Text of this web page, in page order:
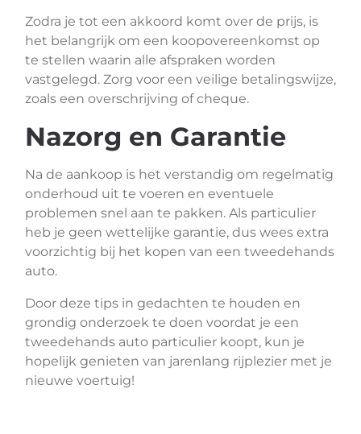
Zodra je tot een akkoord komt over de prijs, is
het belangrijk om een koopovereenkomst op
te stellen waarin alle afspraken worden
vastgelegd. Zorg voor een veilige betalingswijze,
zoals een overschrijving of cheque.
Nazorg en Garantie
Na de aankoop is het verstandig om regelmatig
onderhoud uit te voeren en eventuele
problemen snel aan te pakken. Als particulier
heb je geen wettelijke garantie, dus wees extra
voorzichtig bij het kopen van een tweedehands
auto.
Door deze tips in gedachten te houden en
grondig onderzoek te doen voordat je een
tweedehands auto particulier koopt, kun je
hopelijk genieten van jarenlang rijplezier met je
nieuwe voertuig!